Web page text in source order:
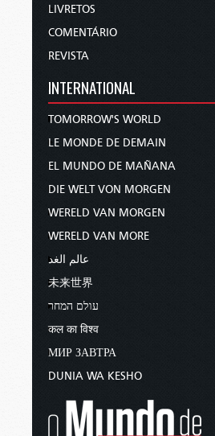
LIVRETOS
COMENTÁRIO
REVISTA
INTERNATIONAL
TOMORROW'S WORLD
LE MONDE DE DEMAIN
EL MUNDO DE MAÑANA
DIE WELT VON MORGEN
WERELD VAN MORGEN
WERELD VAN MORE
عالم الغد
未来世界
עולם המחר
कल का विश्व
МИР ЗАВТРА
DUNIA WA KESHO